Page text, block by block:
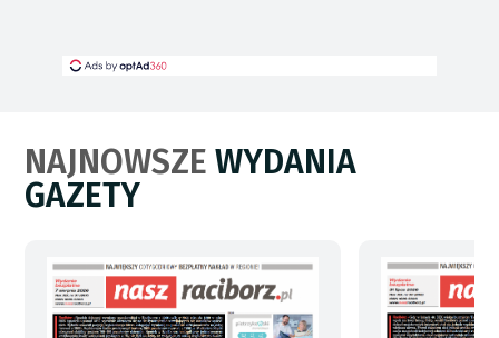
NAJNOWSZEWYDANIA
GAZETY